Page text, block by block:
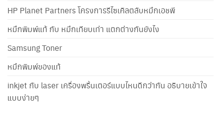
HP Planet Partners โครงการรีไซเคิลตลับหมึกเอชพี
หมึกพิมพ์แท้ กับ หมึกเทียบเท่า แตกต่างกันยังไง
Samsung Toner
หมึกพิมพ์ของแท้
inkjet กับ laser เครื่องพริ้นเตอร์แบบไหนดีกว่ากัน อธิบายเข้าใจ
แบบง่ายๆ